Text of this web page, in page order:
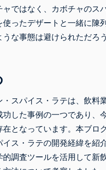
ャではなく、カボチャのス
使ったデザートと一緒に陳
うな事態は避けられただろ
・スパイス・ラテは、飲料
功した事例の一つであり、
在となっています。本ブロ
イス・ラテの開発経緯を紹
的調査ツールを活用して新